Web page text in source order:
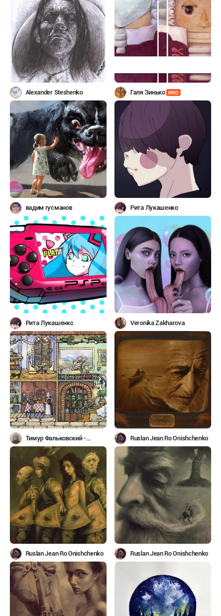
Alexander Steshenko Галя Зинько PRO
вадим гусманов Рита Лукашенко
Рита Лукашенко Veronika Zakharova
Тимур Фальковский -
Алиханов
Ruslan Jean Ro Onishchenko
Ruslan Jean Ro Onishchenko Ruslan Jean Ro Onishchenko